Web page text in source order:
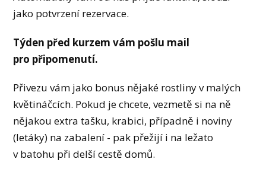
jako potvrzení rezervace.
Týden před kurzem vám pošlu mail
pro připomenutí.
Přivezu vám jako bonus nějaké rostliny v malých
květináčcích. Pokud je chcete, vezmetě si na ně
nějakou extra tašku, krabici, případně i noviny
(letáky) na zabalení - pak přežijí i na ležato
v batohu při delší cestě domů.